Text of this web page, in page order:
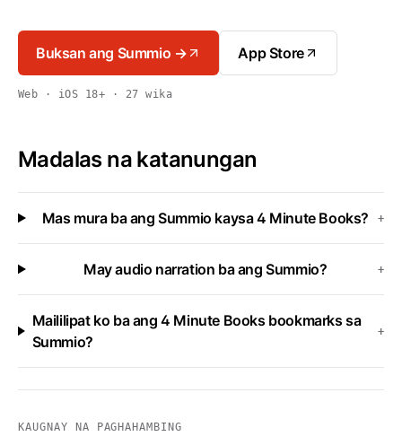
Buksan ang Summio → App Store
Web · iOS 18+ · 27 wika
Madalas na katanungan
Mas mura ba ang Summio kaysa 4 Minute Books? +
May audio narration ba ang Summio? +
Maililipat ko ba ang 4 Minute Books bookmarks sa
Summio?
+
KAUGNAY NA PAGHAHAMBING